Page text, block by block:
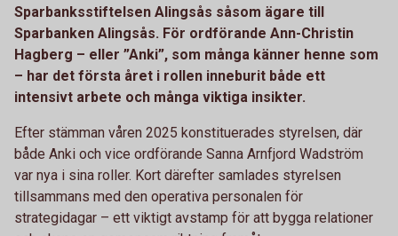
Sparbanksstiftelsen Alingsås såsom ägare till
Sparbanken Alingsås. För ordförande Ann-Christin
Hagberg – eller ”Anki”, som många känner henne som
– har det första året i rollen inneburit både ett
intensivt arbete och många viktiga insikter.
Efter stämman våren 2025 konstituerades styrelsen, där
både Anki och vice ordförande Sanna Arnfjord Wadström
var nya i sina roller. Kort därefter samlades styrelsen
tillsammans med den operativa personalen för
strategidagar – ett viktigt avstamp för att bygga relationer